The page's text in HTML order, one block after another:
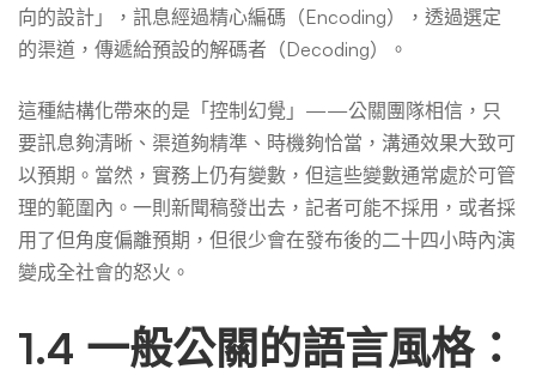
向的設計」，訊息經過精心編碼（Encoding），透過選定
的渠道，傳遞給預設的解碼者（Decoding）。
這種結構化帶來的是「控制幻覺」——公關團隊相信，只
要訊息夠清晰、渠道夠精準、時機夠恰當，溝通效果大致可
以預期。當然，實務上仍有變數，但這些變數通常處於可管
理的範圍內。一則新聞稿發出去，記者可能不採用，或者採
用了但角度偏離預期，但很少會在發布後的二十四小時內演
變成全社會的怒火。
1.4 一般公關的語言風格：